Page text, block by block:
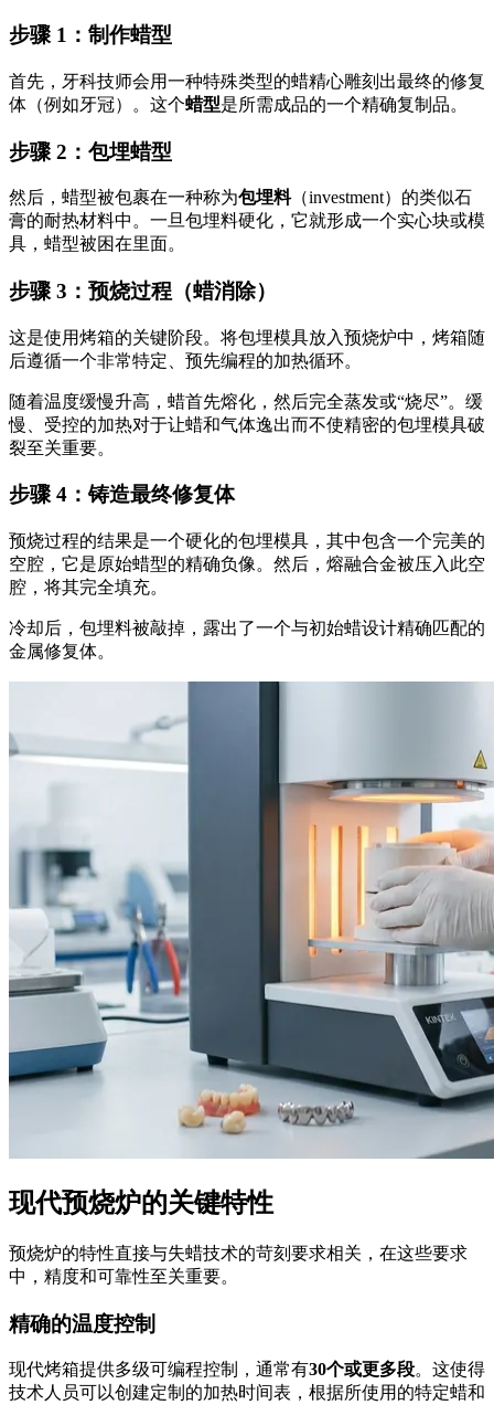
步骤 1：制作蜡型
首先，牙科技师会用一种特殊类型的蜡精心雕刻出最终的修复
体（例如牙冠）。这个蜡型是所需成品的一个精确复制品。
步骤 2：包埋蜡型
然后，蜡型被包裹在一种称为包埋料（investment）的类似石
膏的耐热材料中。一旦包埋料硬化，它就形成一个实心块或模
具，蜡型被困在里面。
步骤 3：预烧过程（蜡消除）
这是使用烤箱的关键阶段。将包埋模具放入预烧炉中，烤箱随
后遵循一个非常特定、预先编程的加热循环。
随着温度缓慢升高，蜡首先熔化，然后完全蒸发或“烧尽”。缓
慢、受控的加热对于让蜡和气体逸出而不使精密的包埋模具破
裂至关重要。
步骤 4：铸造最终修复体
预烧过程的结果是一个硬化的包埋模具，其中包含一个完美的
空腔，它是原始蜡型的精确负像。然后，熔融合金被压入此空
腔，将其完全填充。
冷却后，包埋料被敲掉，露出了一个与初始蜡设计精确匹配的
金属修复体。
现代预烧炉的关键特性
预烧炉的特性直接与失蜡技术的苛刻要求相关，在这些要求
中，精度和可靠性至关重要。
精确的温度控制
现代烤箱提供多级可编程控制，通常有30个或更多段。这使得
技术人员可以创建定制的加热时间表，根据所使用的特定蜡和